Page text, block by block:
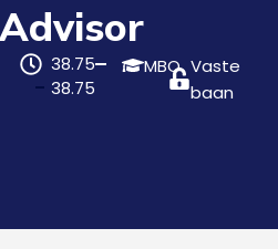
38.75
38.75
MBO Vaste
baan